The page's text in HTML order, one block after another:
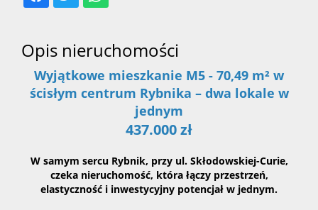
Opis nieruchomości
Wyjątkowe mieszkanie M5 - 70,49 m² w
ścisłym centrum Rybnika – dwa lokale w
jednym
437.000 zł
W samym sercu Rybnik, przy ul. Skłodowskiej-Curie,
czeka nieruchomość, która łączy przestrzeń,
elastyczność i inwestycyjny potencjał w jednym.